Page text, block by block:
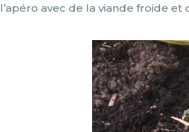
l’apéro avec de la viande froide et